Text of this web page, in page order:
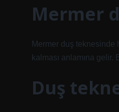
Mermer
Mermer duş teknesinde
kalması anlamına
Duş